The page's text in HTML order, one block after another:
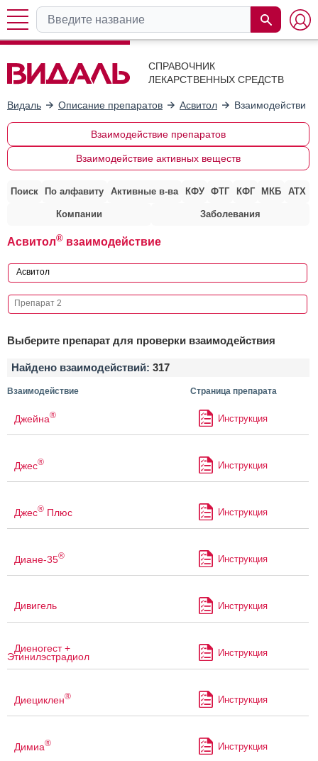
СПРАВОЧНИК
ЛЕКАРСТВЕННЫХ СРЕДСТВ
Видаль Описание препаратов Асвитол Взаимодействие
Взаимодействие препаратов
Взаимодействие активных веществ
Поиск По алфавиту Активные в-ва КФУ ФТГ КФГ МКБ АТХ
Компании Заболевания
Асвитол® взаимодействие
Выберите препарат для проверки взаимодействия
Найдено взаимодействий: 317
Взаимодействие Страница препарата
Джейна® Инструкция
Джес® Инструкция
Джес® Плюс Инструкция
Диане-35® Инструкция
Дивигель Инструкция
Диеногест +
Этинилэстрадиол Инструкция
Диециклен® Инструкция
Димиа® Инструкция